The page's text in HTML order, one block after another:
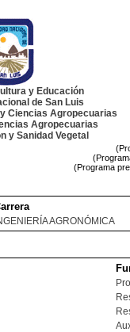
y Educación
de San Luis
Ciencias Agropecuarias
Agropecuarias
y Sanidad Vegetal
(Programa
AGRONÓMICA